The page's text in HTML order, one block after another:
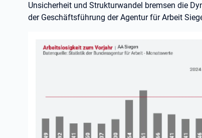
Unsicherheit und Strukturwandel bremsen die
der Geschäftsführung der Agentur für Arbeit